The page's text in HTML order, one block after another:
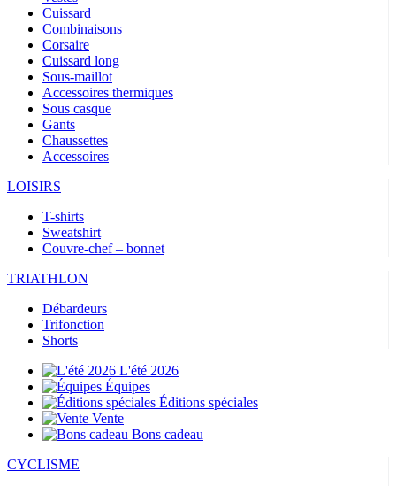
Cuissard
Combinaisons
Corsaire
Cuissard long
Sous-maillot
Accessoires thermiques
Sous casque
Gants
Chaussettes
Accessoires
LOISIRS
T-shirts
Sweatshirt
Couvre-chef – bonnet
TRIATHLON
Débardeurs
Trifonction
Shorts
L'été 2026
Équipes
Éditions spéciales
Vente
Bons cadeau
CYCLISME